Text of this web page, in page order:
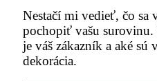
Nestačí mi vedieť, čo sa
pochopiť vašu
je váš zákazník a aké sú
dekorácia.